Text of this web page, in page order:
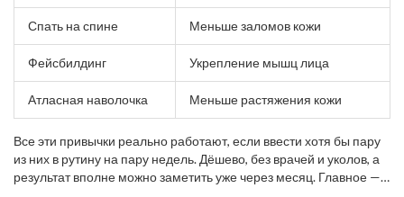
Спать на спине Меньше заломов кожи
Фейсбилдинг Укрепление мышц лица
Атласная наволочка Меньше растяжения кожи
Все эти привычки реально работают, если ввести хотя бы пару
из них в рутину на пару недель. Дёшево, без врачей и уколов, а
результат вполне можно заметить уже через месяц. Главное —